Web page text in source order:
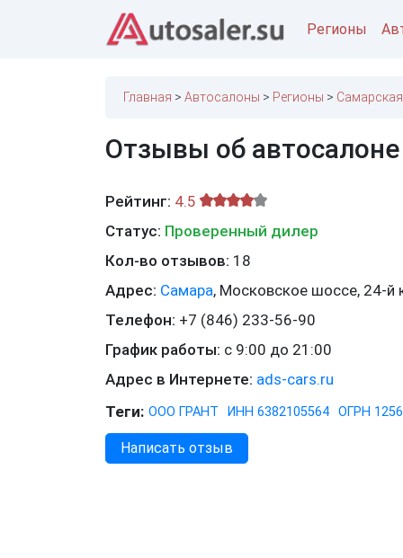
Регионы
Главная Автосалоны Регионы
Отзывы об
Рейтинг: 4.5
Статус: Проверенный дилер
Кол-во отзывов: 18
Адрес: Самара, Московское шоссе, 24-й
Телефон: +7 (846) 233-56-90
График работы: с 9:00 до 21:00
Адрес в Интернете: ads-cars.ru
Теги: ООО ГРАНТ ИНН 6382105564 ОГРН
Написать отзыв